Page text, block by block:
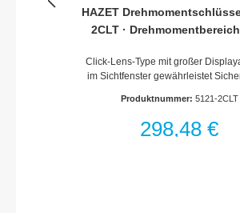
HAZET
2CLT ·
1/2 Zoll (12,5 mm) Vierkant
435 mm
Click-Lens-Type mit großer
im Sichtfenster gewährleistet
Skalenwert (in
Rechtsanzug)Für den Linksanzug
Sie unsere
Produktnummer: 5121-2CLT
298,48 €